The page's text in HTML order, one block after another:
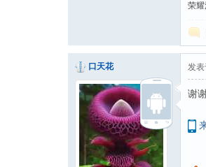
荣耀
口天花 发表
谢